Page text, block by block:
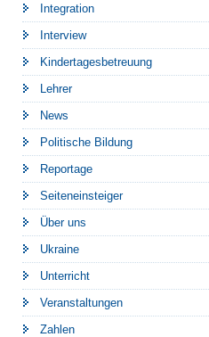
Integration
Interview
Kindertagesbetreuung
Lehrer
News
Politische Bildung
Reportage
Seiteneinsteiger
Über uns
Ukraine
Unterricht
Veranstaltungen
Zahlen